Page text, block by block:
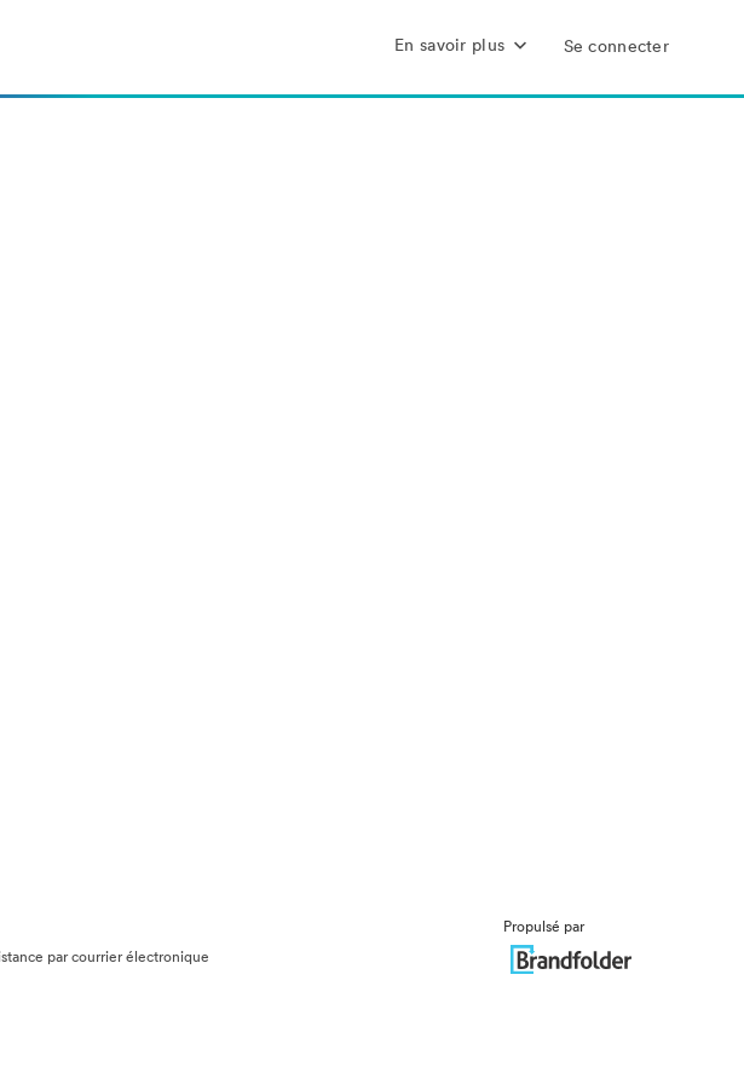
En savoir plus Se connecter
par courrier électronique
Propulsé par